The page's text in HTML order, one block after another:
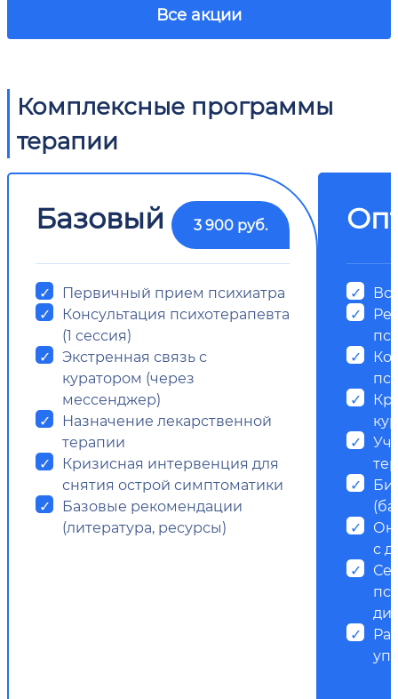
Все акции
Комплексные программы
терапии
Базовый 3 900 руб.
Первичный прием психиатра
Консультация психотерапевта
(1 сессия)
Экстренная связь с
куратором (через
мессенджер)
Назначение лекарственной
терапии
Кризисная интервенция для
снятия острой симптоматики
Базовые рекомендации
(литература, ресурсы)
с